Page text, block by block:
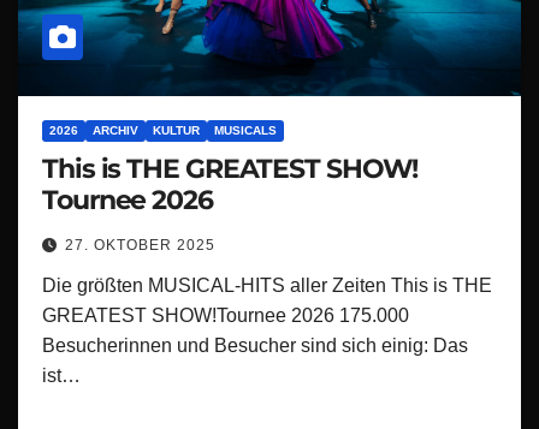
2026 ARCHIV KULTUR MUSICALS
This is THE GREATEST SHOW!
Tournee 2026
27. OKTOBER 2025
Die größten MUSICAL-HITS aller Zeiten This is THE
GREATEST SHOW!Tournee 2026 175.000
Besucherinnen und Besucher sind sich einig: Das
ist…